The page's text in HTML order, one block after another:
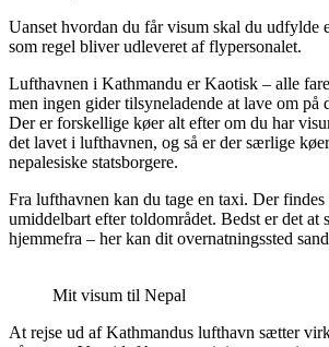
Uanset hvordan du får visum skal du udfylde
som regel bliver udleveret af flypersonalet.
Lufthavnen i Kathmandu er Kaotisk – alle
men ingen gider tilsyneladende at lave om på
Der er forskellige køer alt efter om du har
det lavet i lufthavnen, og så er der særlige
nepalesiske statsborgere.
Fra lufthavnen kan du tage en taxi. Der
umiddelbart efter toldområdet. Bedst er det at
hjemmefra – her kan dit overnatningssted
Mit visum til Nepal
At rejse ud af Kathmandus lufthavn sætter